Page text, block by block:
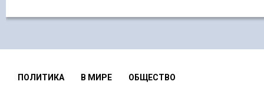
ПОЛИТИКА В МИРЕ ОБЩЕСТВО